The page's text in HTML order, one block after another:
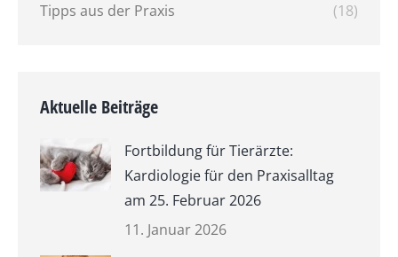
Tipps aus der Praxis
(18)
Aktuelle Beiträge
Fortbildung für Tierärzte:
Kardiologie für den Praxisalltag
am 25. Februar 2026
11. Januar 2026